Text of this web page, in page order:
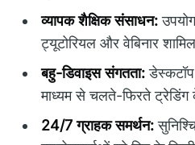
व्यापक शैक्षिक संसाधन:
ट्यूटोरियल और वेबिनार
बहु-डिवाइस संगतता:
माध्यम से चलते-फिरते
24/7 ग्राहक समर्थन: